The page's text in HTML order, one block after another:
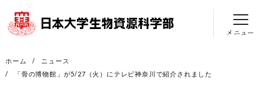
メニュー
ホーム
ニュース
「骨の博物館」が5/27（火）にテレビ神奈川で紹介されました